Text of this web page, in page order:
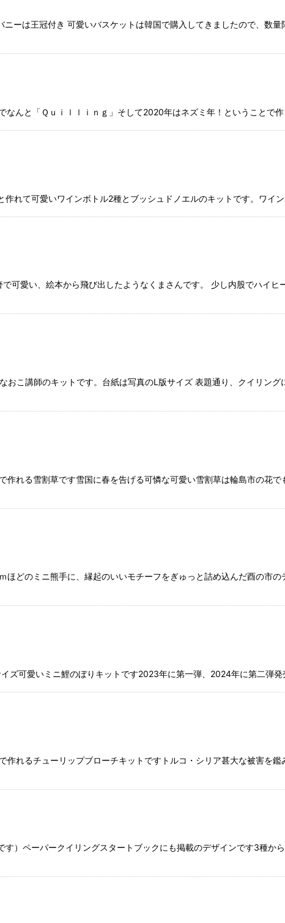
王冠付き 可愛いバスケットは韓国で購入してきましたので、数量限
「Ｑｕｉｌｌｉｎｇ」そして2020年はネズミ年！ということで作
可愛いワインボトル2種とブッシュドノエルのキットです。ワイ
可愛い、絵本から飛び出したようなくまさんです。 少し内股でハイヒ
師のキットです。台紙は写真のL版サイズ 表題通り、クイリング
雪割草です雪国に春を告げる可憐な可愛い雪割草は輪島市の花で
ミニ熊手に、縁起のいいモチーフをぎゅっと詰め込んだ酉の市の
愛いミニ鯉のぼりキットです2023年に第一弾、2024年に第二弾発
チューリップブローチキットですトルコ・シリア甚大な被害を鑑
パークイリングスタートブックにも掲載のデザインです3種から